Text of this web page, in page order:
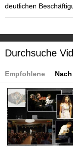
deutlichen
Tags:
btv-kärnten
btv
Durchsuche
Empfohlene